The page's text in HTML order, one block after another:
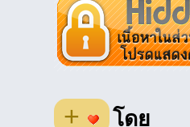
+ โดย